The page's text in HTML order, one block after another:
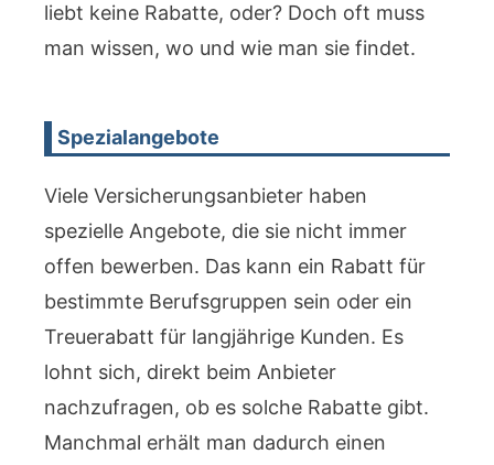
liebt keine Rabatte, oder? Doch oft muss
man wissen, wo und wie man sie findet.
Spezialangebote
Viele Versicherungsanbieter haben
spezielle Angebote, die sie nicht immer
offen bewerben. Das kann ein Rabatt für
bestimmte Berufsgruppen sein oder ein
Treuerabatt für langjährige Kunden. Es
lohnt sich, direkt beim Anbieter
nachzufragen, ob es solche Rabatte gibt.
Manchmal erhält man dadurch einen